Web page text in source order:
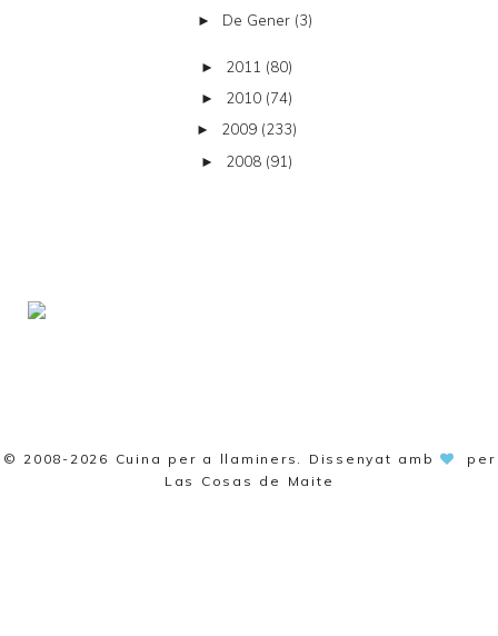
► De Gener (3)
► 2011 (80)
► 2010 (74)
► 2009 (233)
► 2008 (91)
© 2008-2026 Cuina per a llaminers . Dissenyat amb
per
Las Cosas de Maite